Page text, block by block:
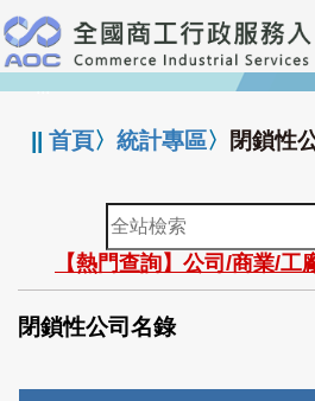
跳
到
主
要
:::
||首頁〉統計專區〉 閉鎖性
全
站
檢
索
【熱門查詢】公司/商業/工
閉鎖性公司名錄